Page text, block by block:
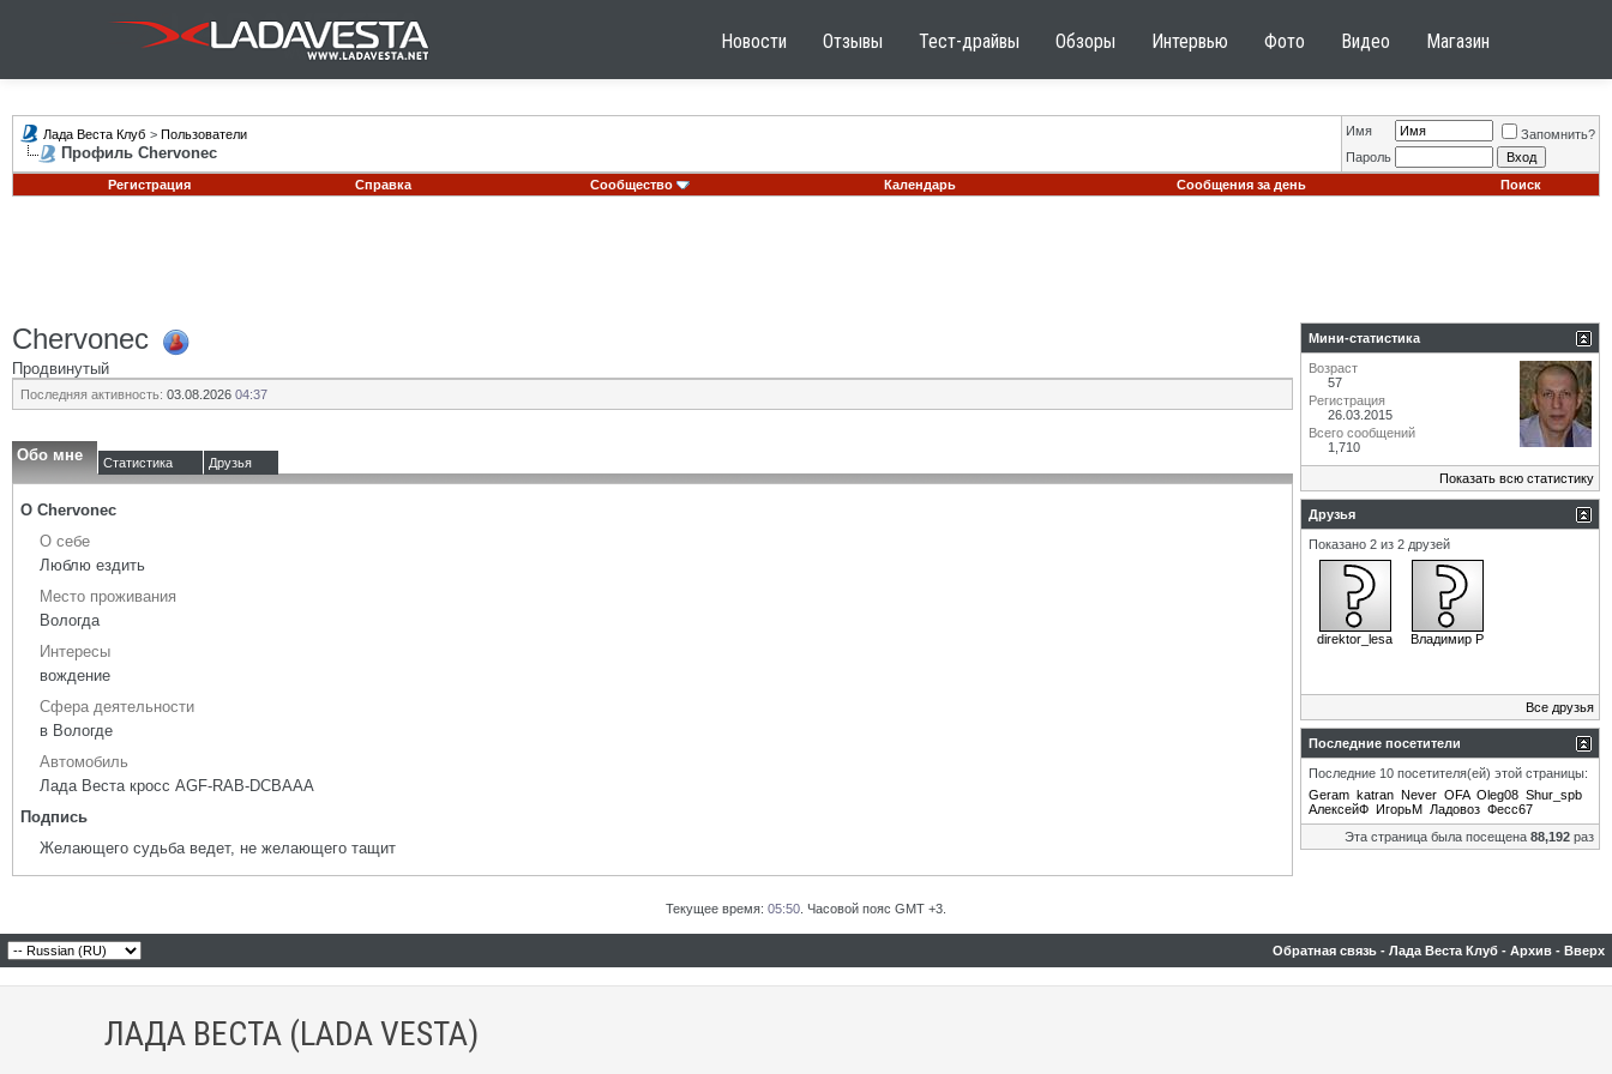
Новости Отзывы Тест-драйвы Обзоры Интервью Фото Видео Магазин
Лада Веста Клуб > Пользователи
Профиль Chervonec
Имя
Запомнить?
Пароль
Регистрация
Справка Сообщество Календарь Сообщения за день Поиск
Chervonec
Продвинутый
Последняя активность: 03.08.2026 04:37
Обо мне Статистика Друзья
О Chervonec
О себе
Люблю ездить
Место проживания
Вологда
Интересы
вождение
Сфера деятельности
в Вологде
Автомобиль
Лада Веста кросс AGF-RAB-DCBAAA
Подпись
Желающего судьба ведет, не желающего тащит
Мини-статистика
Возраст
57
Регистрация
26.03.2015
Всего сообщений
1,710
Показать всю статистику
Друзья
Показано 2 из 2 друзей
direktor_lesa Владимир Р
Все друзья
Последние посетители
Последние 10 посетителя(ей) этой страницы:
Geram katran Never OFA Oleg08 Shur_spb
АлексейФ ИгорьМ Ладовоз Фесс67
Эта страница была посещена 88,192 раз
Текущее время: 05:50 . Часовой пояс GMT +3.
Обратная связь - Лада Веста Клуб - Архив - Вверх
ЛАДА ВЕСТА (LADA VESTA)